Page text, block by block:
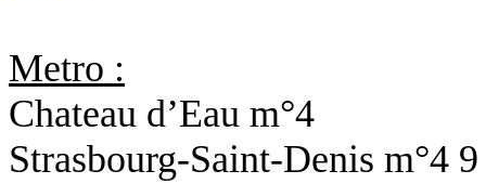
Metro :
Chateau d’Eau m°4
Strasbourg-Saint-Denis m°4